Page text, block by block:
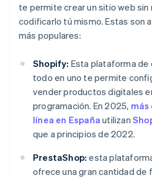
te permite crear un sitio web sin
codificarlo tú mismo. Estas son
más populares:
Shopify: Esta plataforma
todo en uno te permite
vender productos digitales
programación. En 2025, más
línea en España utilizan
que a principios de 2022.
PrestaShop: esta
ofrece una gran cantidad de